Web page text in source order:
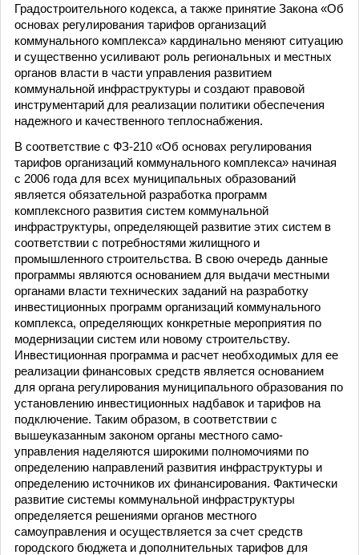
Градостроительного кодекса, а также принятие Закона «Об
основах регулирования тарифов организаций
коммунального комплекса» кардинально меняют ситуацию
и существенно усиливают роль региональных и местных
органов власти в части управления развитием
коммунальной инфраструктуры и создают правовой
инструментарий для реализации политики обеспечения
надежного и качественного теплоснабжения.
В соответствие с ФЗ-210 «Об основах регулирования
тарифов организаций коммунального комплекса» начиная
с 2006 года для всех муниципальных образований
является обязательной разработка программ
комплексного развития систем коммунальной
инфраструктуры, определяющей развитие этих систем в
соответствии с потребностями жилищного и
промышленного строительства. В свою очередь данные
программы являются основанием для выдачи местными
органами власти технических заданий на разработку
инвестиционных программ организаций коммунального
комплекса, определяющих конкретные мероприятия по
модернизации систем или новому строительству.
Инвестиционная программа и расчет необходимых для ее
реализации финансовых средств является основанием
для органа регулирования муниципального образования по
установлению инвестиционных надбавок и тарифов на
подключение. Таким образом, в соответствии с
вышеуказанным законом органы местного само-
управления наделяются широкими полномочиями по
определению направлений развития инфраструктуры и
определению источников их финансирования. Фактически
развитие системы коммунальной инфраструктуры
определяется решениями органов местного
самоуправления и осуществляется за счет средств
городского бюджета и дополнительных тарифов для